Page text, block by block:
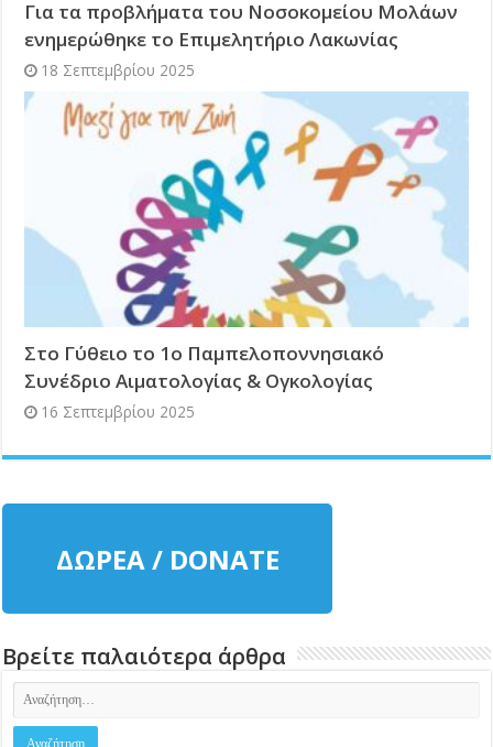
Για τα προβλήματα του Νοσοκομείου Μολάων
ενημερώθηκε το Επιμελητήριο Λακωνίας
18 Σεπτεμβρίου 2025
Στο Γύθειο το 1ο Παμπελοποννησιακό
Συνέδριο Αιματολογίας & Ογκολογίας
16 Σεπτεμβρίου 2025
ΔΩΡΕΑ / DONATE
Βρείτε παλαιότερα άρθρα